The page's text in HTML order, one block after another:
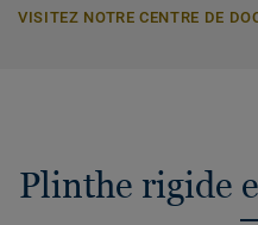
VISITEZ NOTRE CENTRE DE
Plinthe rigide